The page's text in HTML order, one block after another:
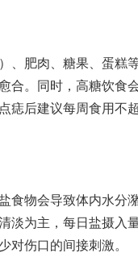
肥肉、糖果、蛋糕
合。同时，高糖饮食
痣后建议每周食用不
物会导致体内水分
淡为主，每日盐摄入
对伤口的间接刺激。